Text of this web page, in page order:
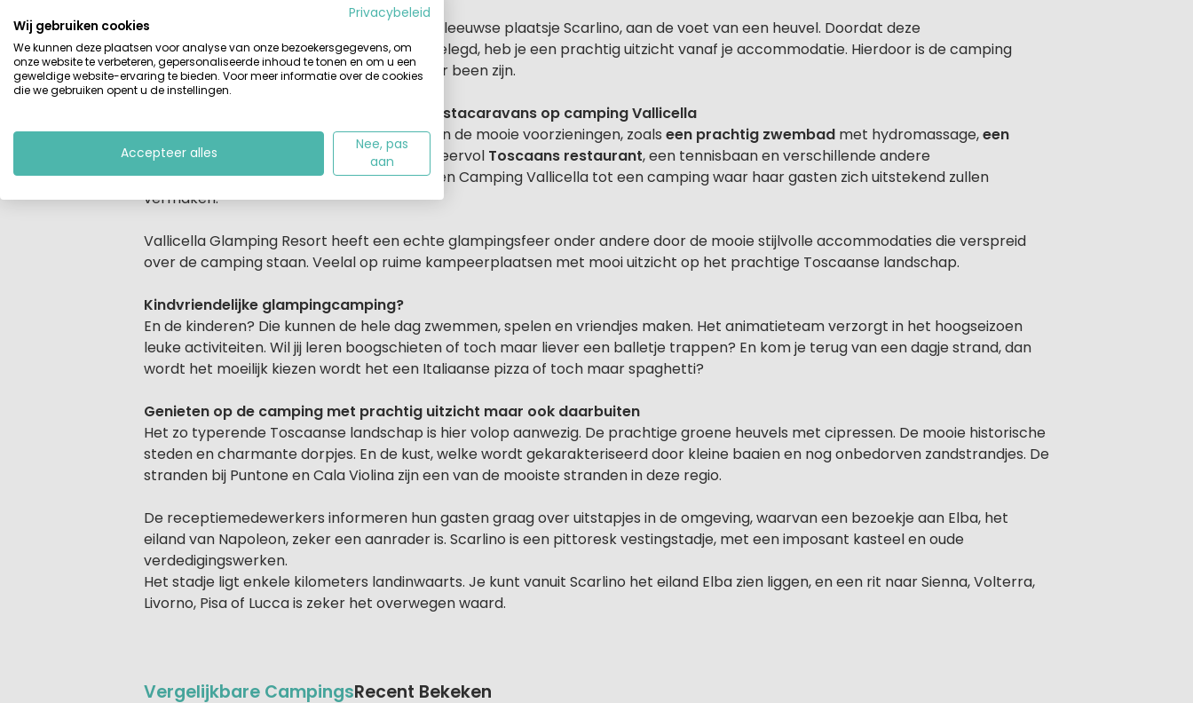
Vallicella Glamping Resort ligt bij het Middeleeuwse plaatsje Scarlino, aan de voet van een heuvel. Doordat deze
driesterrencampingterrasvormigis aangelegd, heb je een prachtig uitzicht vanaf je accommodatie. Hierdoor is de camping
minder geschikt voor mensen die slecht ter been zijn.
Glamping in diverse Lodgetenten en luxe stacaravans op camping Vallicella
Tussen de olijfbomen liggen de terrassen en de mooie voorzieningen, zoals een prachtig zwembad met hydromassage,een
extra lagunebad
, een kinderbad en een sfeervol Toscaans restaurant, een tennisbaan en verschillende andere
sportmogelijkheden. Deze faciliteiten maken Camping Vallicella tot een camping waar haar gasten zich uitstekend zullen
vermaken.
Vallicella Glamping Resort heeft een echte glampingsfeer onder andere door de mooie stijlvolle accommodaties die verspreid
over de camping staan. Veelal op ruime kampeerplaatsen met mooi uitzicht op het prachtige Toscaanse landschap.
Kindvriendelijke glampingcamping?
En de kinderen? Die kunnen de hele dag zwemmen, spelen en vriendjes maken. Het animatieteam verzorgt in het hoogseizoen
leuke activiteiten. Wil jij leren boogschieten of toch maar liever een balletje trappen? En kom je terug van een dagje strand, dan
wordt het moeilijk kiezen wordt het een Italiaanse pizza of toch maar spaghetti?
Genieten op de camping met prachtig uitzicht maar ook daarbuiten
Het zo typerende Toscaanse landschap is hier volop aanwezig. De prachtige groene heuvels met cipressen. De mooie historische
steden en charmante dorpjes. En de kust, welke wordt gekarakteriseerd door kleine baaien en nog onbedorven zandstrandjes. De
stranden bij Puntone en Cala Violina zijn een van de mooiste stranden in deze regio.
De receptiemedewerkers informeren hun gasten graag over uitstapjes in de omgeving, waarvan een bezoekje aan Elba, het
eiland van Napoleon, zeker een aanrader is. Scarlino is een pittoresk vestingstadje, met een imposant kasteel en oude
verdedigingswerken.
Het stadje ligt enkele kilometers landinwaarts. Je kunt vanuit Scarlino het eiland Elba zien liggen, en een rit naar Sienna, Volterra,
Livorno, Pisa of Lucca is zeker het overwegen waard.
Vergelijkbare CampingsRecent Bekeken
Privacybeleid
Wij gebruiken cookies
We kunnen deze plaatsen voor analyse van onze bezoekersgegevens, om
onze website te verbeteren, gepersonaliseerde inhoud te tonen en om u een
geweldige website-ervaring te bieden. Voor meer informatie over de cookies
die we gebruiken opent u de instellingen.
Accepteer alles
Nee, pas
aan